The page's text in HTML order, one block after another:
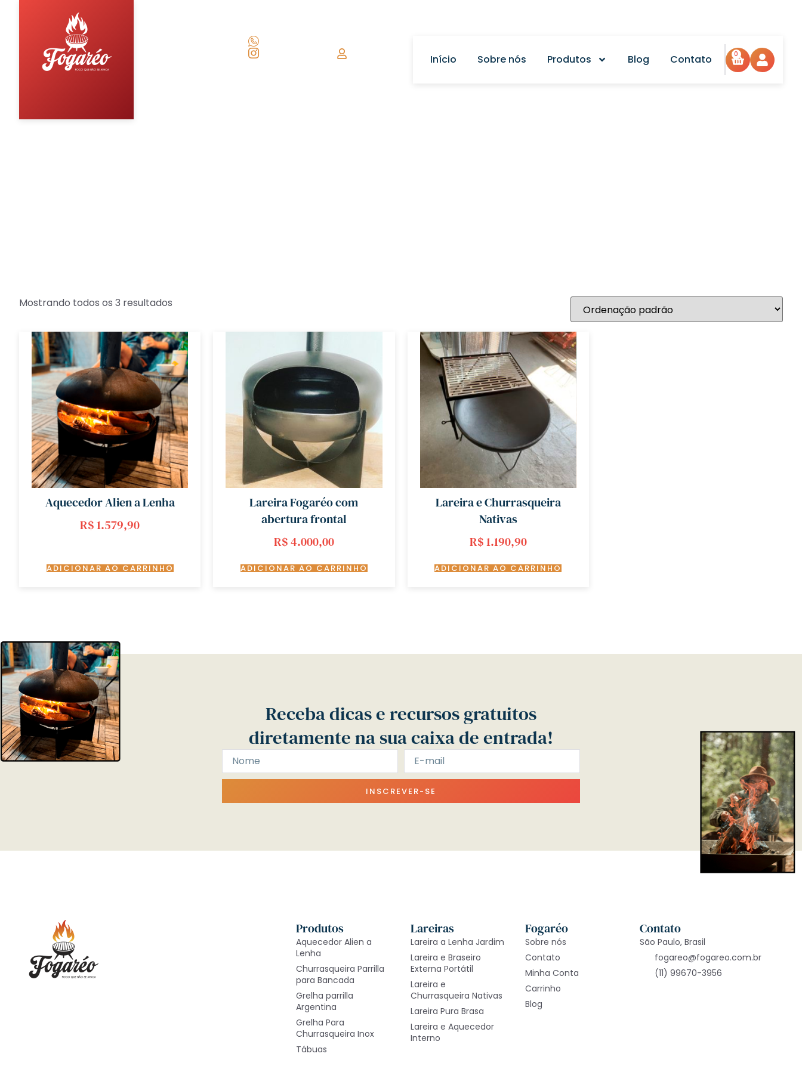
Início Sobre nós Produtos Blog Contato 0
Mostrando todos os 3 resultados
Aquecedor Alien a Lenha
R$1.579,90
ADICIONAR AO CARRINHO
Lareira Fogaréo com
abertura frontal
R$4.000,00
ADICIONAR AO CARRINHO
Lareira e Churrasqueira
Nativas
R$1.190,90
ADICIONAR AO CARRINHO
Receba dicas e recursos gratuitos
diretamente na sua caixa de entrada!
INSCREVER-SE
Produtos
Aquecedor Alien a
Lenha
Churrasqueira Parrilla
para Bancada
Grelha parrilla
Argentina
Grelha Para
Churrasqueira Inox
Tábuas
Lareiras
Lareira a Lenha Jardim
Lareira e Braseiro
Externa Portátil
Lareira e
Churrasqueira Nativas
Lareira Pura Brasa
Lareira e Aquecedor
Interno
Fogaréo
Sobre nós
Contato
Minha Conta
Carrinho
Blog
Contato
São Paulo, Brasil
fogareo@fogareo.com.br
(11) 99670-3956